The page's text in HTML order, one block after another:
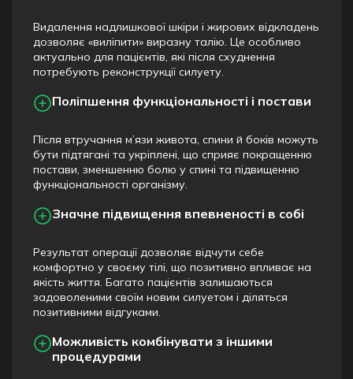
Видалення надлишкової шкіри і жирових відкладень
дозволяє «виліпити» виразну талію. Це особливо
актуально для пацієнтів, які після схуднення
потребують реконструкції силуету.
Поліпшення функціональності і постави
Після втручання м’язи живота, спини й боків можуть
бути підтягані та укріплені, що сприяє покращенню
постави, зменшенню болю у спині та підвищенню
функціональності організму.
Значне підвищення впевненості в собі
Результат операції дозволяє відчути себе
комфортно у своєму тілі, що позитивно впливає на
якість життя. Багато пацієнтів залишаються
задоволеними своїм новим силуетом і діляться
позитивними відгуками.
Можливість комбінувати з іншими
процедурами